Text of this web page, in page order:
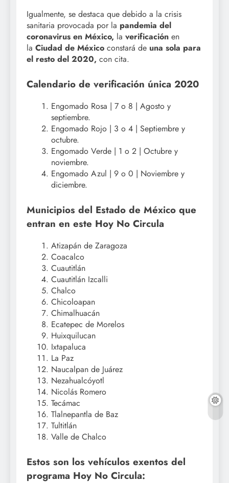
Igualmente, se destaca que debido a la crisis
sanitaria provocada por la pandemia del
coronavirus en México, la verificación en
la Ciudad de México constará de una sola para
el resto del 2020, con cita.
Calendario de verificación única 2020
Engomado Rosa | 7 o 8 | Agosto y
septiembre.
Engomado Rojo | 3 o 4 | Septiembre y
octubre.
Engomado Verde | 1 o 2 | Octubre y
noviembre.
Engomado Azul | 9 o 0 | Noviembre y
diciembre.
Municipios del Estado de México que
entran en este Hoy No Circula
Atizapán de Zaragoza
Coacalco
Cuautitlán
Cuautitlán Izcalli
Chalco
Chicoloapan
Chimalhuacán
Ecatepec de Morelos
Huixquilucan
Ixtapaluca
La Paz
Naucalpan de Juárez
Nezahualcóyotl
Nicolás Romero
Tecámac
Tlalnepantla de Baz
Tultitlán
Valle de Chalco
Estos son los vehículos exentos del
programa Hoy No Circula: